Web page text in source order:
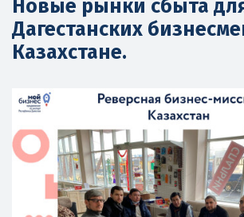
Новые рынки сбыта
Дагестанских
Казахстане.